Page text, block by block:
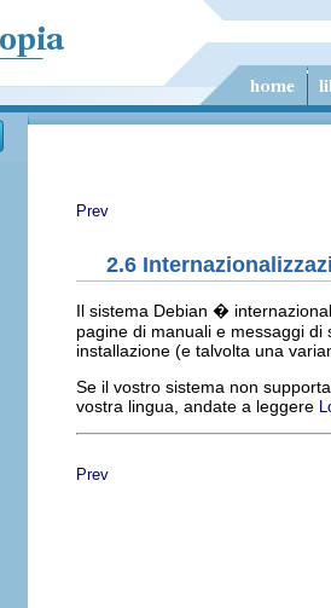
Prev
2.6
Il sistema Debian �
pagine di manuali e messaggi
installazione (e talvolta una
Se il vostro sistema non
vostra lingua, andate a leggere
Prev